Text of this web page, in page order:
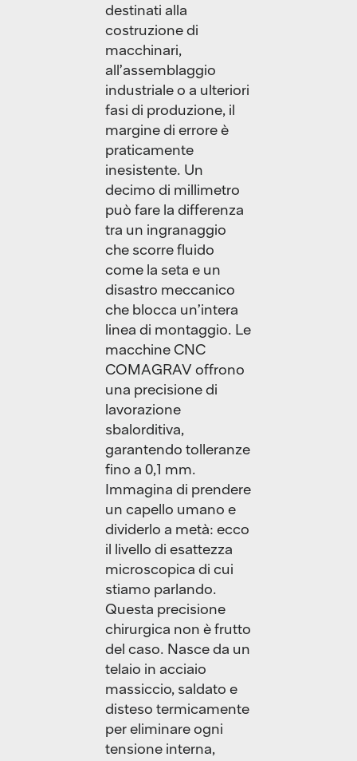
destinati alla
costruzione di
macchinari,
all’assemblaggio
industriale o a ulteriori
fasi di produzione, il
margine di errore è
praticamente
inesistente. Un
decimo di millimetro
può fare la differenza
tra un ingranaggio
che scorre fluido
come la seta e un
disastro meccanico
che blocca un’intera
linea di montaggio. Le
macchine CNC
COMAGRAV offrono
una precisione di
lavorazione
sbalorditiva,
garantendo tolleranze
fino a 0,1 mm.
Immagina di prendere
un capello umano e
dividerlo a metà: ecco
il livello di esattezza
microscopica di cui
stiamo parlando.
Questa precisione
chirurgica non è frutto
del caso. Nasce da un
telaio in acciaio
massiccio, saldato e
disteso termicamente
per eliminare ogni
tensione interna,